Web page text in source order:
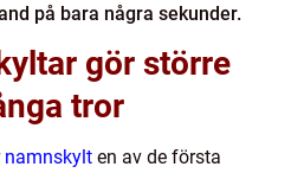
på bara några sekunder.
gör större
tror
namnskylt en av de första